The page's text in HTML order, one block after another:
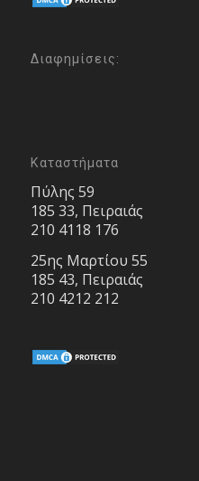
Διαφημίσεις:
Καταστήματα
Πύλης 59
185 33, Πειραιάς
210 4118 176
25ης Μαρτίου 55
185 43, Πειραιάς
210 4212 212